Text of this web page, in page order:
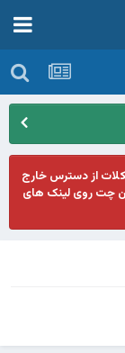
از دسترس خارج
چت روی لینک های